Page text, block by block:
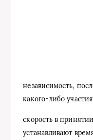
независимость,
какого-либо
скорость в
устанавливают